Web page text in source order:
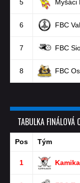
5 Myšáci
6 FBC
7 FBC
8 FBC
TABULKA
Pos Tým
1